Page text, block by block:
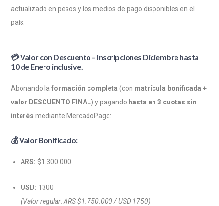
actualizado en pesos y los medios de pago disponibles en el
país.
💳Valor con Descuento – Inscripciones Diciembre hasta
10 de Enero inclusive.
Abonando laformación completa (con matrícula bonificada +
valor DESCUENTO FINAL) y pagando hasta en 3 cuotas sin
interés mediante MercadoPago:
💰 Valor Bonificado:
ARS: $1.300.000
USD: 1300
(Valor regular: ARS $1.750.000 / USD 1750)